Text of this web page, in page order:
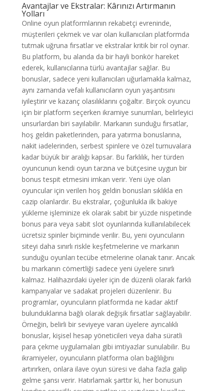
Avantajlar ve Ekstralar: Kârınızı Artırmanın
Yolları
Online oyun platformlarının rekabetçi evreninde,
müşterileri çekmek ve var olan kullanıcıları platformda
tutmak uğruna fırsatlar ve ekstralar kritik bir rol oynar.
Bu platform, bu alanda da bir hayli bonkör hareket
ederek, kullanıcılarına türlü avantajlar sağlar. Bu
bonuslar, sadece yeni kullanıcıları uğurlamakla kalmaz,
aynı zamanda vefalı kullanıcıların oyun yaşantısını
iyileştirir ve kazanç olasılıklarını çoğaltır. Birçok oyuncu
için bir platform seçerken ikramiye sunumları, belirleyici
unsurlardan biri sayılabilir. Markanın sunduğu fırsatlar,
hoş geldin paketlerinden, para yatırma bonuslarına,
nakit iadelerinden, serbest spinlere ve özel turnuvalara
kadar büyük bir aralığı kapsar. Bu farklılık, her türden
oyuncunun kendi oyun tarzına ve bütçesine uygun bir
bonus tespit etmesini imkan verir. Yeni üye olan
oyuncular için verilen hoş geldin bonusları sıklıkla en
cazip olanlardır. Bu ekstralar, çoğunlukla ilk bakiye
yükleme işleminize ek olarak sabit bir yüzde nispetinde
bonus para veya sabit slot oyunlarında kullanılabilecek
ücretsiz spinler biçiminde verilir. Bu, yeni oyuncuların
siteyi daha sınırlı riskle keşfetmelerine ve markanın
sunduğu oyunları tecübe etmelerine olanak tanır. Ancak
bu markanın cömertliği sadece yeni üyelere sınırlı
kalmaz. Halihazırdaki üyeler için de düzenli olarak farklı
kampanyalar ve sadakat projeleri düzenlenir. Bu
programlar, oyuncuların platformda ne kadar aktif
bulunduklarına bağlı olarak değişik fırsatlar sağlayabilir.
Örneğin, belirli bir seviyeye varan üyelere ayrıcalıklı
bonuslar, kişisel hesap yöneticileri veya daha süratli
para çekme uygulamaları gibi imtiyazlar sunulabilir. Bu
ikramiyeler, oyuncuların platforma olan bağlılığını
artırırken, onlara ilave oyun süresi ve daha fazla galip
gelme şansı verir. Hatırlamak şarttır ki, her bonusun